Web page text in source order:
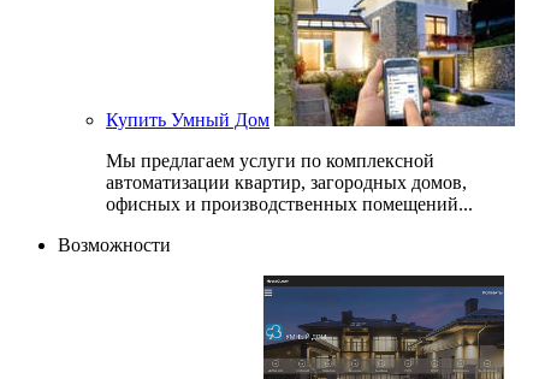
Купить Умный Дом
Мы предлагаем услуги по комплексной
автоматизации квартир, загородных домов,
офисных и производственных помещений...
Возможности